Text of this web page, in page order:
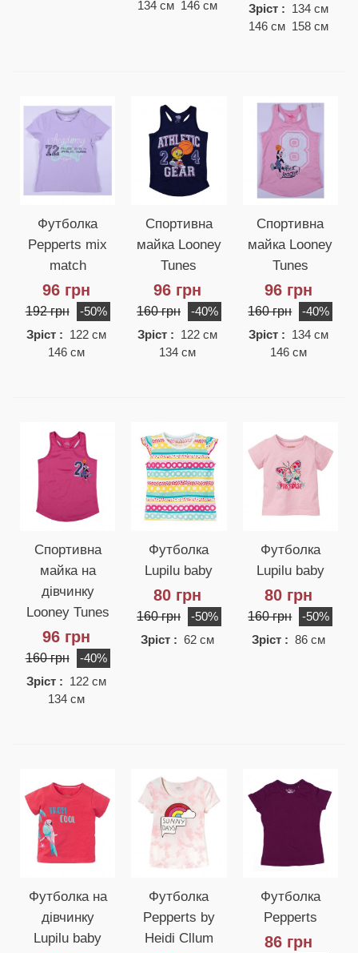
134 см 146 см Зріст : 134 см
146 см 158 см
Футболка
Pepperts mix
match
96 грн
192 грн
-50%
Зріст : 122 см
146 см
Спортивна
майка Looney
Tunes
96 грн
160 грн
-40%
Зріст : 122 см
134 см
Спортивна
майка Looney
Tunes
96 грн
160 грн
-40%
Зріст : 134 см
146 см
Спортивна
майка на
дівчинку
Looney Tunes
96 грн
160 грн
-40%
Зріст : 122 см
134 см
Футболка
Lupilu baby
80 грн
160 грн
-50%
Зріст : 62 см
Футболка
Lupilu baby
80 грн
160 грн
-50%
Зріст : 86 см
Футболка на
дівчинку
Lupilu baby
Футболка
Pepperts by
Heidi Cllum
Футболка
Pepperts
86 грн